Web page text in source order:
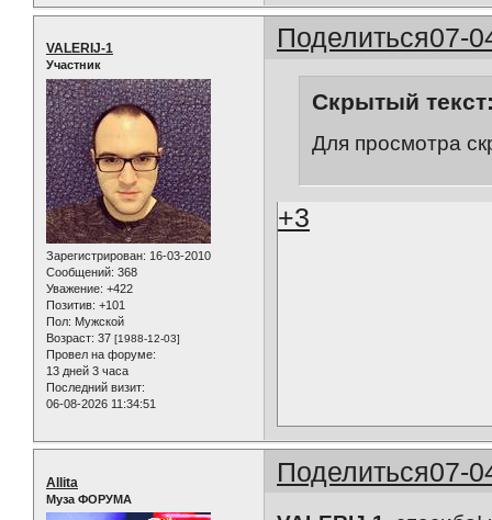
Поделиться07-
VALERIJ-1
Участник
Зарегистрирован: 16-03-2010
Сообщений: 368
Уважение: +422
Позитив: +101
Пол: Мужской
Возраст: 37 [1988-12-03]
Провел на форуме:
13 дней 3 часа
Последний визит:
06-08-2026 11:34:51
Скрытый
Для просмотра
+3
Поделиться07-
Allita
Муза ФОРУМА